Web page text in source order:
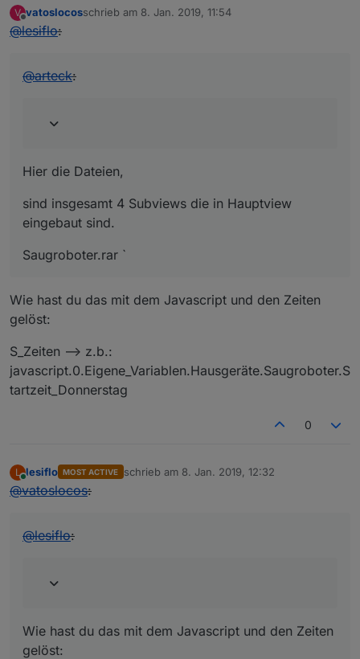
V
Offline
vatoslocosschrieb am 8. Jan. 2019, 11:54
zuletzt editiert von
@lesiflo:
@arteck:
Hier die Dateien,
sind insgesamt 4 Subviews die in Hauptview
eingebaut sind.
Saugroboter.rar `
Wie hast du das mit dem Javascript und den Zeiten
gelöst:
S_Zeiten –> z.b.:
javascript.0.Eigene_Variablen.Hausgeräte.Saugroboter.S
tartzeit_Donnerstag
0
L
Online
lesiflo MOST ACTIVE schrieb am 8. Jan. 2019, 12:32
zuletzt editiert von
@vatoslocos:
@lesiflo:
Wie hast du das mit dem Javascript und den Zeiten
gelöst: